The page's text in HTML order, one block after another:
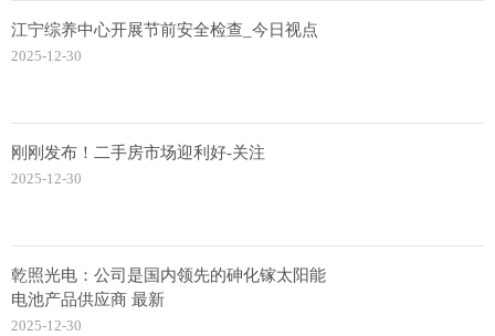
江宁综养中心开展节前安全检查_今日视点
2025-12-30
刚刚发布！二手房市场迎利好-关注
2025-12-30
乾照光电：公司是国内领先的砷化镓太阳能
电池产品供应商 最新
2025-12-30